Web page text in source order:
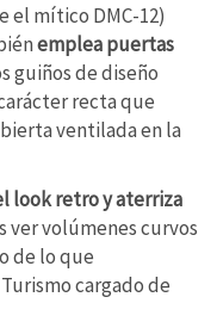
el mítico DMC-12)
emplea puertas
guiños de diseño
recta que
ventilada en la
look retro y aterriza
ver volúmenes curvos
de lo que
cargado de